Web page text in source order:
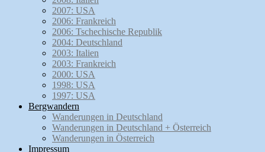
2007: USA
2006: Frankreich
2006: Tschechische Republik
2004: Deutschland
2003: Italien
2003: Frankreich
2000: USA
1998: USA
1997: USA
Bergwandern
Wanderungen in Deutschland
Wanderungen in Deutschland + Österreich
Wanderungen in Österreich
Impressum